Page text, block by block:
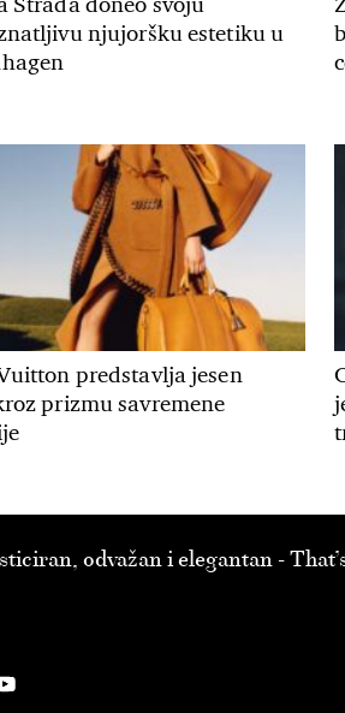
njujoršku estetiku u
predstavlja jesen
prizmu savremene
odvažan i elegantan -